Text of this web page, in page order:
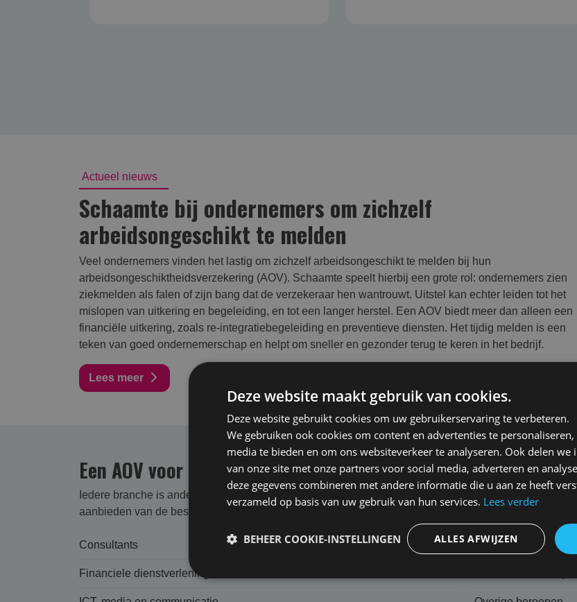
Actueel nieuws
Schaamte bij ondernemers om zichzelf
arbeidsongeschikt te melden
Veel ondernemers vinden het lastig om zichzelf arbeidsongeschikt te melden bij hun
arbeidsongeschiktheidsverzekering (AOV). Schaamte speelt hierbij een grote rol: ondernemers zien
ziekmelden als falen of zijn bang dat de verzekeraar hen wantrouwt. Uitstel kan echter leiden tot het
mislopen van uitkering en begeleiding, en tot een langer herstel. Een AOV biedt meer dan alleen een
financiële uitkering, zoals re-integratiebegeleiding en preventieve diensten. Het tijdig melden is een
teken van goed ondernemerschap en helpt om sneller en gezonder terug te keren in het bedrijf.
Lees meer
Een AOV voor elke branche
Iedere branche is anders en kent zijn eigen uitdagingen. Onze onafhankelijke adviseurs zijn hiervan
aanbieden van de best passende arbeidsongeschikt­heids­verzekering voor uw situatie. Uiteraard
Consultants
Financiele dienstverlening
Juridische
Deze website maakt gebruik van cookies.
Deze website gebruikt cookies om uw gebruikerservaring te verbeteren.
We gebruiken ook cookies om content en advertenties te
media te bieden en om ons websiteverkeer te analyseren. Ook delen
van onze site met onze partners voor social media, adverteren en
deze gegevens combineren met andere informatie die u aan ze heeft
verzameld op basis van uw gebruik van hun services. Lees verder
ALLES AFWIJZEN
BEHEER COOKIE-INSTELLINGEN